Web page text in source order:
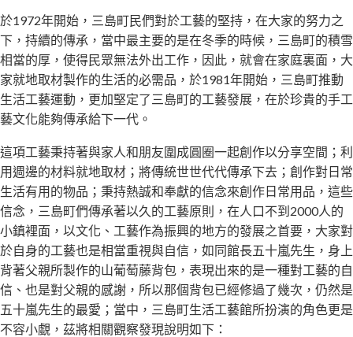
於1972年開始，三島町民們對於工藝的堅持，在大家的努力之
下，持續的傳承，當中最主要的是在冬季的時候，三島町的積雪
相當的厚，使得民眾無法外出工作，因此，就會在家庭裏面，大
家就地取材製作的生活的必需品，於1981年開始，三島町推動
生活工藝運動，更加堅定了三島町的工藝發展，在於珍貴的手工
藝文化能夠傳承給下一代。
這項工藝秉持著與家人和朋友圍成圓圈一起創作以分享空間；利
用週邊的材料就地取材；將傳統世世代代傳承下去；創作對日常
生活有用的物品；秉持熱誠和奉獻的信念來創作日常用品，這些
信念，三島町們傳承著以久的工藝原則，在人口不到2000人的
小鎮裡面，以文化、工藝作為振興的地方的發展之首要，大家對
於自身的工藝也是相當重視與自信，如同館長五十嵐先生，身上
背著父親所製作的山葡萄藤背包，表現出來的是一種對工藝的自
信、也是對父親的感謝，所以那個背包已經修過了幾次，仍然是
五十嵐先生的最愛；當中，三島町生活工藝館所扮演的角色更是
不容小覷，茲將相關觀察發現說明如下：